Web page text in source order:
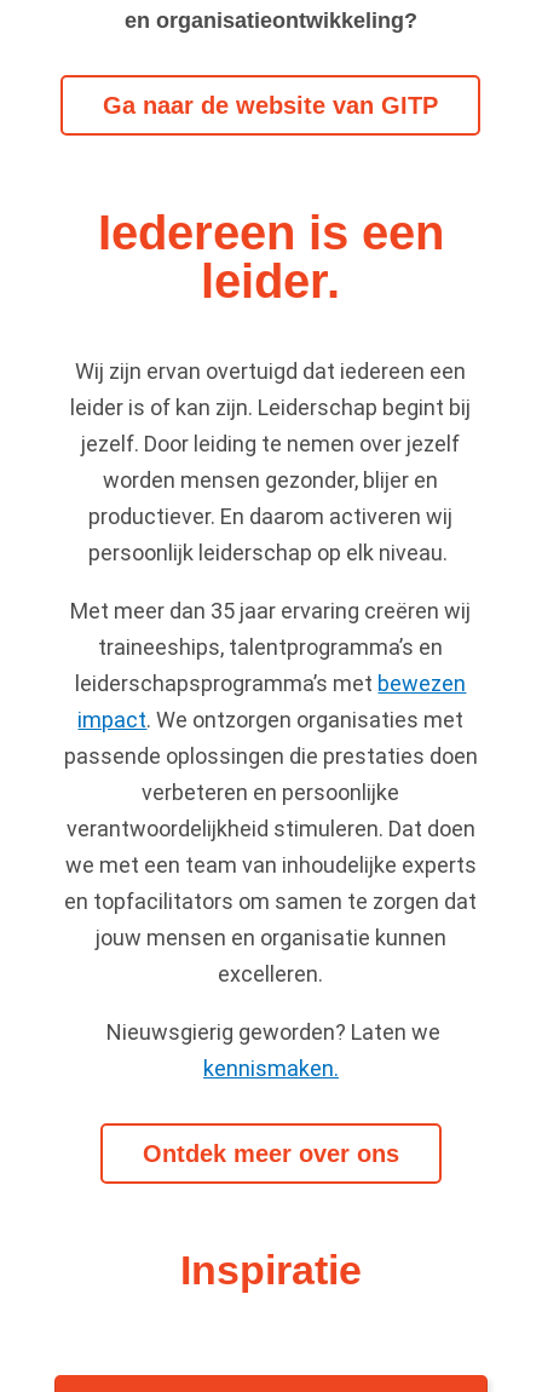
en organisatieontwikkeling?
Ga naar de website van GITP
Iedereen is een
leider.
Wij zijn ervan overtuigd dat iedereen een
leider is of kan zijn. Leiderschap begint bij
jezelf. Door leiding te nemen over jezelf
worden mensen gezonder, blijer en
productiever. En daarom activeren wij
persoonlijk leiderschap op elk niveau.
Met meer dan 35 jaar ervaring creëren wij
traineeships, talentprogramma’s en
leiderschapsprogramma’s met bewezen
impact. We ontzorgen organisaties met
passende oplossingen die prestaties doen
verbeteren en persoonlijke
verantwoordelijkheid stimuleren. Dat doen
we met een team van inhoudelijke experts
en topfacilitators om samen te zorgen dat
jouw mensen en organisatie kunnen
excelleren.
Nieuwsgierig geworden? Laten we
kennismaken.
Ontdek meer over ons
Inspiratie